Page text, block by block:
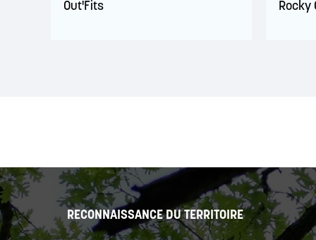
Out'Fits Rocky
RECONNAISSANCE DU TERRITOIRE